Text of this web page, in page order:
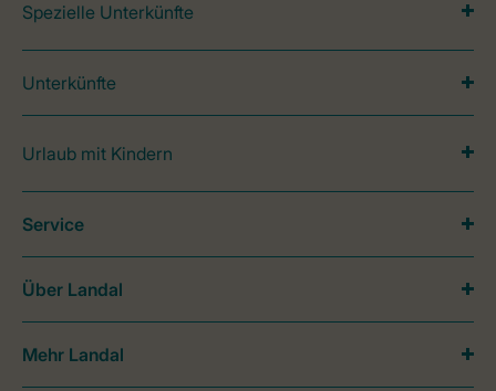
Spezielle Unterkünfte
Unterkünfte
Urlaub mit Kindern
Service
Über Landal
Mehr Landal